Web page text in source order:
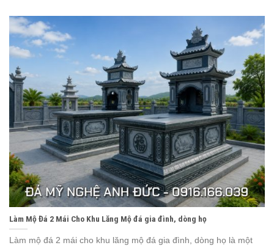
Làm Mộ Đá 2 Mái Cho Khu Lăng Mộ đá gia đình, dòng họ
Làm mộ đá 2 mái cho khu lăng mộ đá gia đình, dòng họ là một